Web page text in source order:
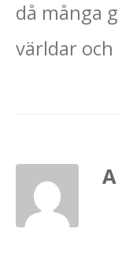
då många
världar